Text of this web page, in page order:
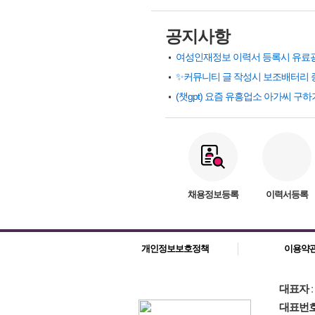
공지사항
✨커뮤니티 글 작성시 보조배터리
채용정보등록 이력서등록
개인정보보호정책 이용약
대표자:
대표번